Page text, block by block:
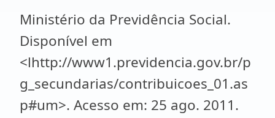
Ministério da Previdência Social.
Disponível em
<lhttp://www1.previdencia.gov.br/p
g_secundarias/contribuicoes_01.as
p#um>. Acesso em: 25 ago. 2011.